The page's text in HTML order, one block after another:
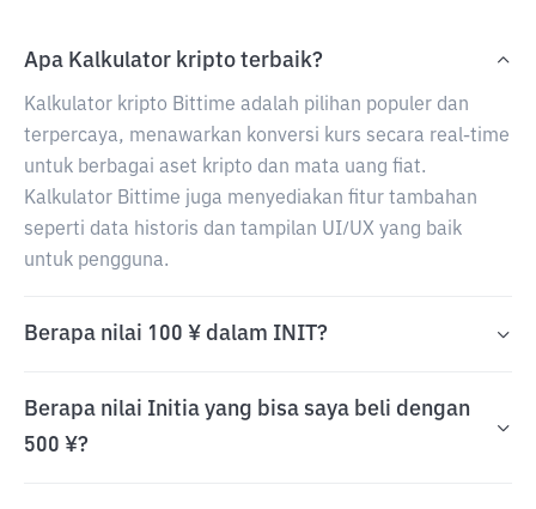
Apa Kalkulator kripto terbaik?
Kalkulator kripto Bittime adalah pilihan populer dan
terpercaya, menawarkan konversi kurs secara real-time
untuk berbagai aset kripto dan mata uang fiat.
Kalkulator Bittime juga menyediakan fitur tambahan
seperti data historis dan tampilan UI/UX yang baik
untuk pengguna.
Berapa nilai 100 ¥ dalam INIT?
Berapa nilai Initia yang bisa saya beli dengan
500 ¥?